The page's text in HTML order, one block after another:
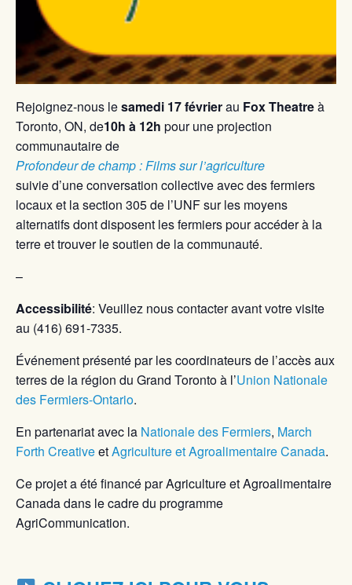
Rejoignez-nous lesamedi 17 févrierau Fox Theatreà
Toronto, ON, de10h à 12h pour une projection
communautaire de
Profondeur de champ : Films sur l’agriculture
suivie d’une conversation collective avec des fermiers
locaux et la section 305 de l’UNF sur les moyens
alternatifs dont disposent les fermiers pour accéder à la
terre et trouver le soutien de la communauté.
–
Accessibilité: Veuillez nous contacter avant votre visite
au (416) 691-7335.
Événement présenté par les coordinateurs de l’accès aux
terres de la région du Grand Toronto à l’Union Nationale
des Fermiers-Ontario.
En partenariat avec la Nationale des Fermiers, March
Forth CreativeetAgriculture et Agroalimentaire Canada.
Ce projet a été financé par Agriculture et Agroalimentaire
Canada dans le cadre du programme
AgriCommunication.